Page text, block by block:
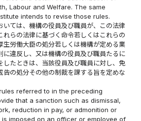
Labour and Welfare. The same
intends to revise those rules.
いては、機構の役員及び職員が、この法律
れらの法律に基づく命令若しくはこれらの
生労働大臣の処分若しくは機構が定める業
に違反し、又は機構の役員及び職員たるに
したときは、当該役員及び職員に対し、免
告の処分その他の制裁を課する旨を定めな
referred to in the preceding
that a sanction such as dismissal,
reduction in pay, or admonition or
imposed on an officer or employee of